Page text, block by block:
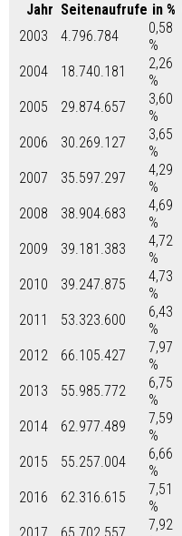
Jahr Seitenaufrufe in %
2003
4.796.784
0,58
%
2004
18.740.181
2,26
%
2005
29.874.657
3,60
%
2006
30.269.127
3,65
%
2007
35.597.297
4,29
%
2008
38.904.683
4,69
%
2009
39.181.383
4,72
%
2010
39.247.875
4,73
%
2011
53.323.600
6,43
%
2012
66.105.427
7,97
%
2013
55.985.772
6,75
%
2014
62.977.489
7,59
%
2015
55.257.004
6,66
%
2016
62.316.615
7,51
%
7,92